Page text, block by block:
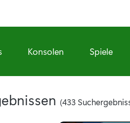
Konsolen Spiele
(433